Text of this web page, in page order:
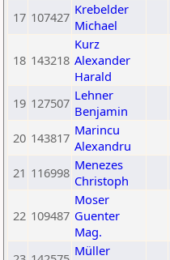
17 107427 Krebelder
Michael
18 143218
Kurz
Alexander
Harald
19 127507 Lehner
Benjamin
20 143817 Marincu
Alexandru
21 116998 Menezes
Christoph
22 109487
Moser
Guenter
Mag.
Müller